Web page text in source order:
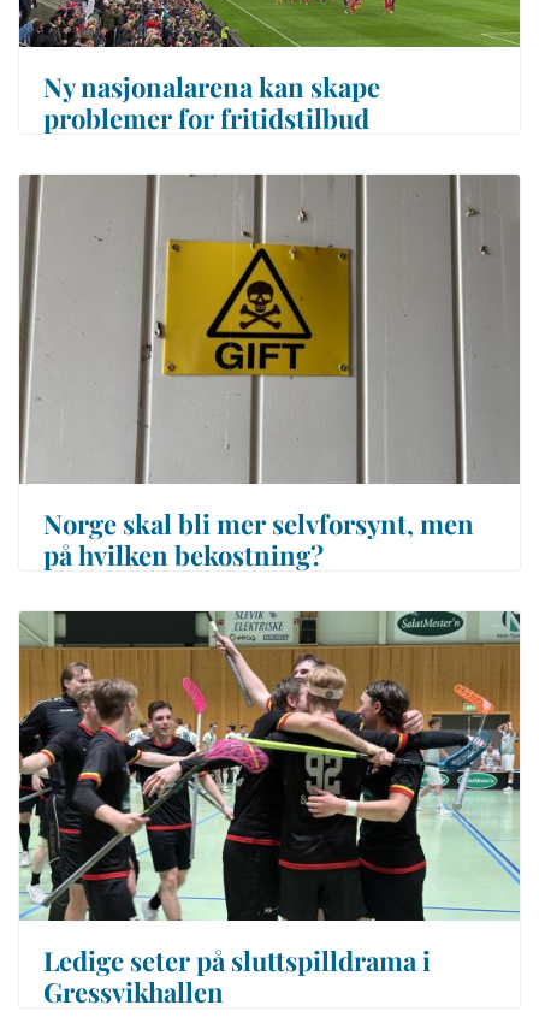
Ny nasjonalarena kan skape
problemer for fritidstilbud
Norge skal bli mer selvforsynt, men
på hvilken bekostning?
Ledige seter på sluttspilldrama i
Gressvikhallen